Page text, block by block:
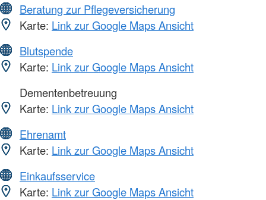
Beratung zur Pflegeversicherung
Karte: Link zur Google Maps Ansicht
Blutspende
Karte: Link zur Google Maps Ansicht
Dementenbetreuung
Karte: Link zur Google Maps Ansicht
Ehrenamt
Karte: Link zur Google Maps Ansicht
Einkaufsservice
Karte: Link zur Google Maps Ansicht